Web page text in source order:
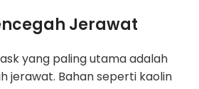
Jerawat
yang paling utama adalah
jerawat. Bahan seperti kaolin